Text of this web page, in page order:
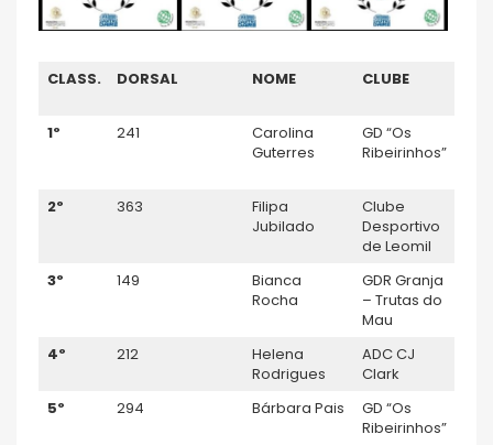
CLASS. DORSAL NOME CLUBE
1º 241
Carolina
Guterres
GD “Os
Ribeirinhos”
2º 363
Filipa
Jubilado
Clube
Desportivo
de Leomil
3º 149
Bianca
Rocha
GDR Granja
– Trutas do
Mau
4º 212
Helena
Rodrigues
ADC CJ
Clark
5º 294 Bárbara Pais
GD “Os
Ribeirinhos”